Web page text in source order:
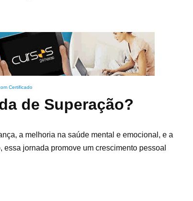
Certificado
de Superação?
a melhoria na saúde mental e emocional, e a
jornada promove um crescimento pessoal